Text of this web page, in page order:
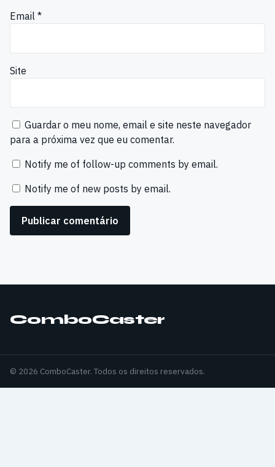
Email *
Site
Guardar o meu nome, email e site neste navegador
para a próxima vez que eu comentar.
Notify me of follow-up comments by email.
Notify me of new posts by email.
ComboCaster
© 2026 ComboCaster. Todos os direitos reservados.